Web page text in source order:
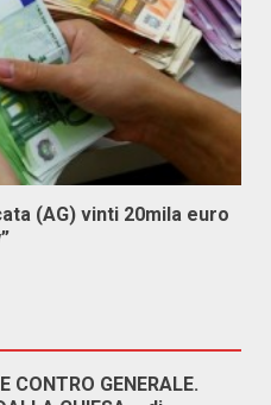
(AG) vinti 20mila euro
CONTRO GENERALE.